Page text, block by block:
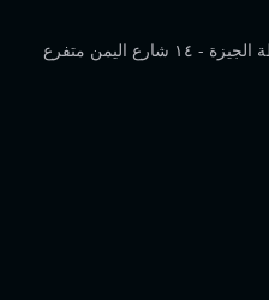
جمهورية مصر العربية - محافظة الجيزة - ١٤ شارع اليمن متفرع